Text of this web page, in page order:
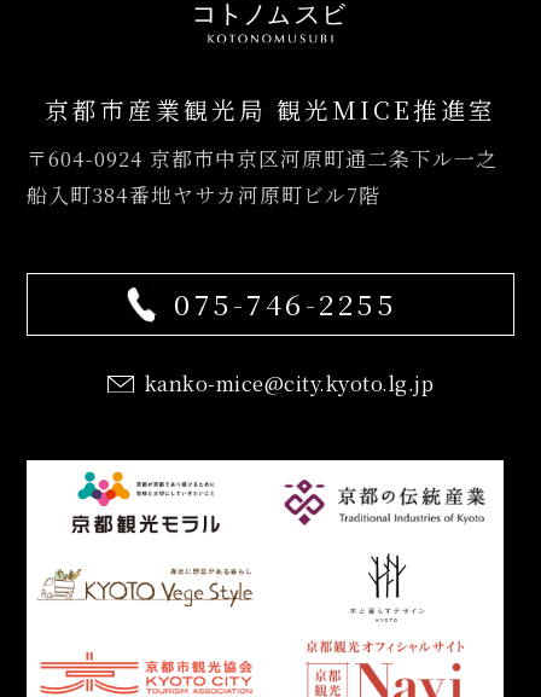
京都市産業観光局 観光MICE推進室
〒604-0924 京都市中京区河原町通二条下ル一之
船入町384番地ヤサカ河原町ビル7階
075-746-2255
kanko-mice@city.kyoto.lg.jp